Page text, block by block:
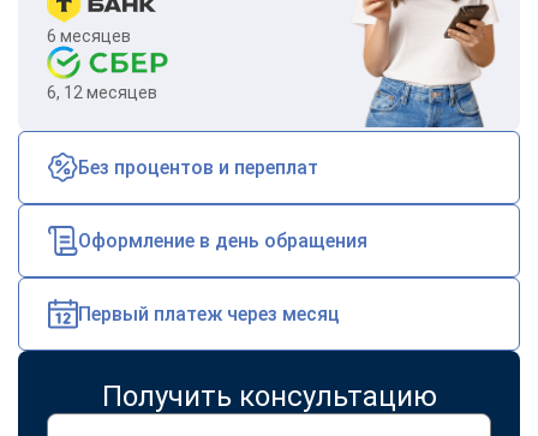
6 месяцев
6, 12 месяцев
Без процентов и переплат
Оформление в день обращения
Первый платеж через месяц
Получить консультацию